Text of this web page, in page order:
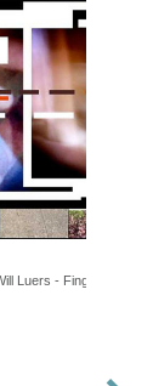
Luers - Fingerbend -